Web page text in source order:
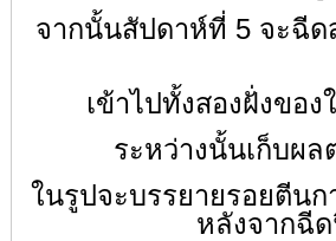
จากนั้นสัปดาห์ที่ 5 จะฉีด
เข้าไปทั้งสองฝั่งของ
ระหว่างนั้นเก็บผล
ในรูปจะบรรยายรอยตีน
หลังจากฉีด